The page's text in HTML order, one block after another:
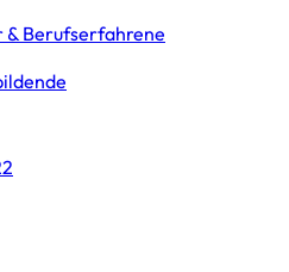
Berufserfahrene